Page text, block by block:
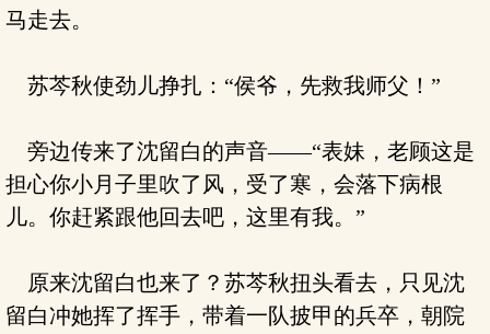
马走去。
苏芩秋使劲儿挣扎：“侯爷，先救我师父！”
旁边传来了沈留白的声音——“表妹，老顾这是
担心你小月子里吹了风，受了寒，会落下病根
儿。你赶紧跟他回去吧，这里有我。”
原来沈留白也来了？苏芩秋扭头看去，只见沈
留白冲她挥了挥手，带着一队披甲的兵卒，朝院